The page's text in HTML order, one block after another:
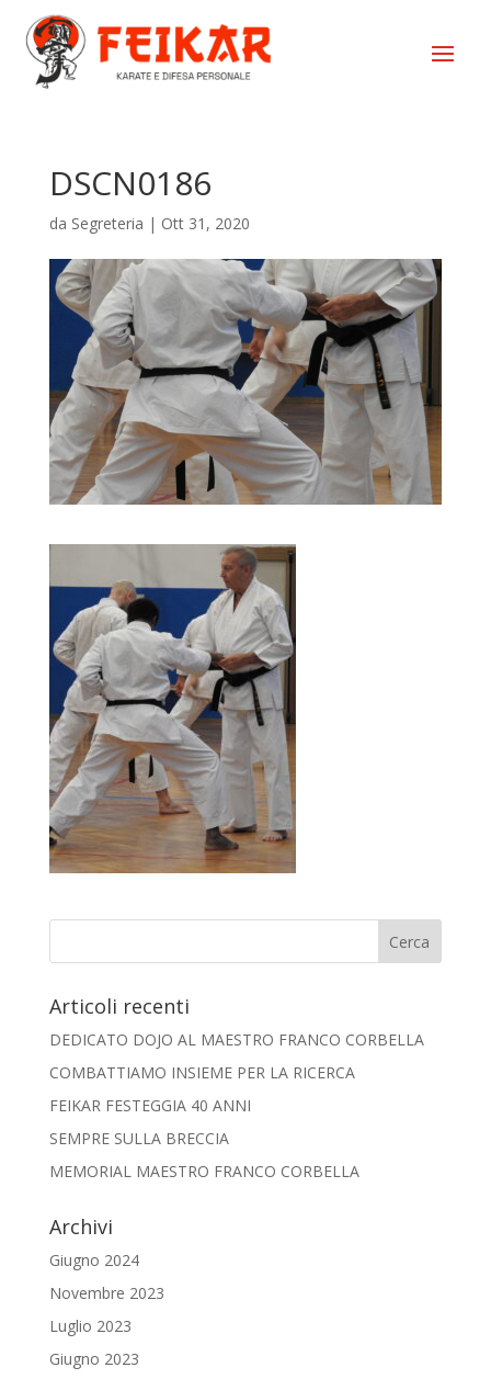
DSCN0186
da Segreteria | Ott 31, 2020
Articoli recenti
DEDICATO DOJO AL MAESTRO FRANCO CORBELLA
COMBATTIAMO INSIEME PER LA RICERCA
FEIKAR FESTEGGIA 40 ANNI
SEMPRE SULLA BRECCIA
MEMORIAL MAESTRO FRANCO CORBELLA
Archivi
Giugno 2024
Novembre 2023
Luglio 2023
Giugno 2023